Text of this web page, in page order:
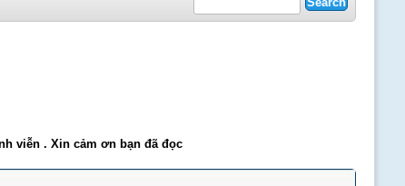
viễn . Xin cảm ơn bạn đã đọc